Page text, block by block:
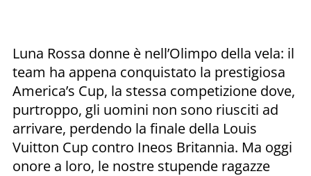
Luna Rossa donne è nell’Olimpo della vela: il
team ha appena conquistato la prestigiosa
America’s Cup, la stessa competizione dove,
purtroppo, gli uomini non sono riusciti ad
arrivare, perdendo la finale della Louis
Vuitton Cup contro Ineos Britannia. Ma oggi
onore a loro, le nostre stupende ragazze